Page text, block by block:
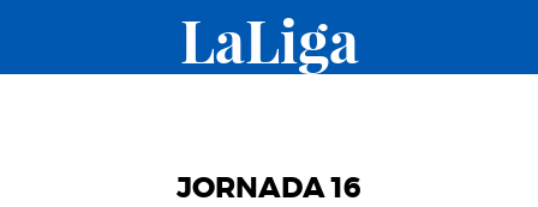
LaLiga
JORNADA 16